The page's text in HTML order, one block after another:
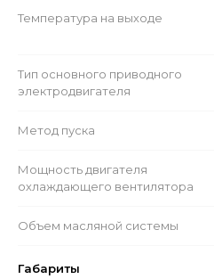
Температура на выходе
Тип основного приводного
электродвигателя
Метод пуска
Мощность двигателя
охлаждающего вентилятора
Объем масляной системы
Габариты